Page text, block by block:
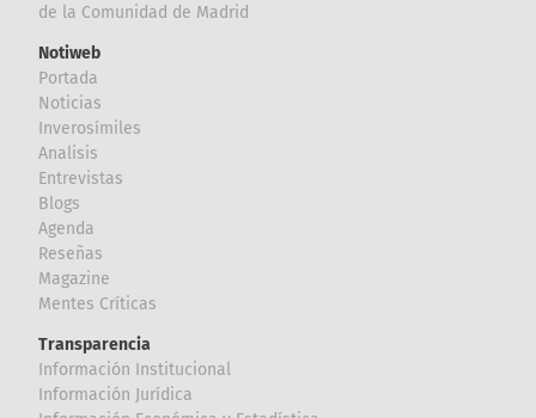
de la Comunidad de Madrid
Notiweb
Portada
Noticias
Inverosímiles
Analisis
Entrevistas
Blogs
Agenda
Reseñas
Magazine
Mentes Críticas
Transparencia
Información Institucional
Información Jurídica